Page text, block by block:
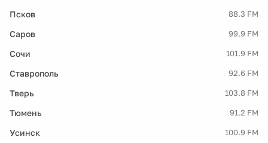
Псков 88.3 FM
Саров 99.9 FM
Сочи 101.9 FM
Ставрополь 92.6 FM
Тверь 103.8 FM
Тюмень 91.2 FM
Усинск 100.9 FM